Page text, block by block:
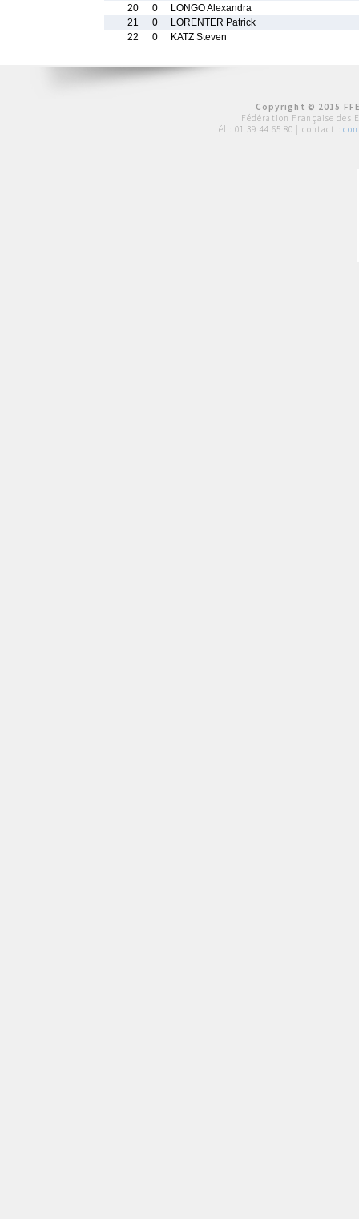
20
0
LONGO Alexandra
21
0
LORENTER Patrick
22
0 KATZ Steven
Copyright © 2015
Fédération Française des
tél : 01 39 44 65 80 | contact :